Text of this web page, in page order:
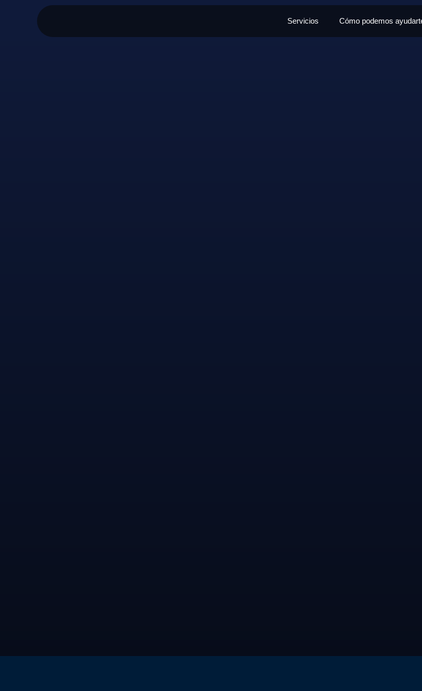
Servicios Cómo podemos